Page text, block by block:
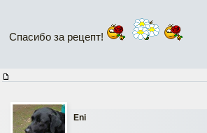
Спасибо за рецепт!
Eni